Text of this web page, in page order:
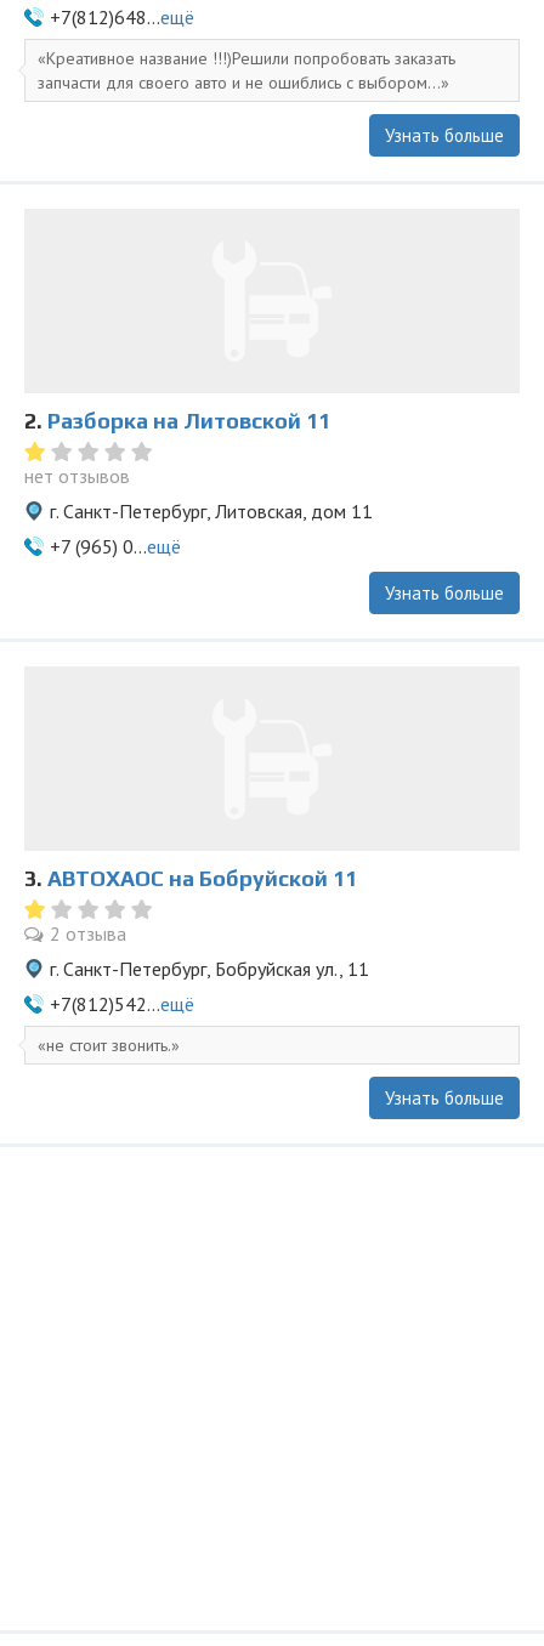
+7(812)648...ещё
Креативное название !!!)Решили попробовать заказать
запчасти для своего авто и не ошиблись с выбором...
Узнать больше
2. Разборка на Литовской 11
нет отзывов
г. Санкт-Петербург, Литовская, дом 11
+7 (965) 0...ещё
Узнать больше
3. АВТОХАОС на Бобруйской 11
2 отзыва
г. Санкт-Петербург, Бобруйская ул., 11
+7(812)542...ещё
не стоит звонить.
Узнать больше